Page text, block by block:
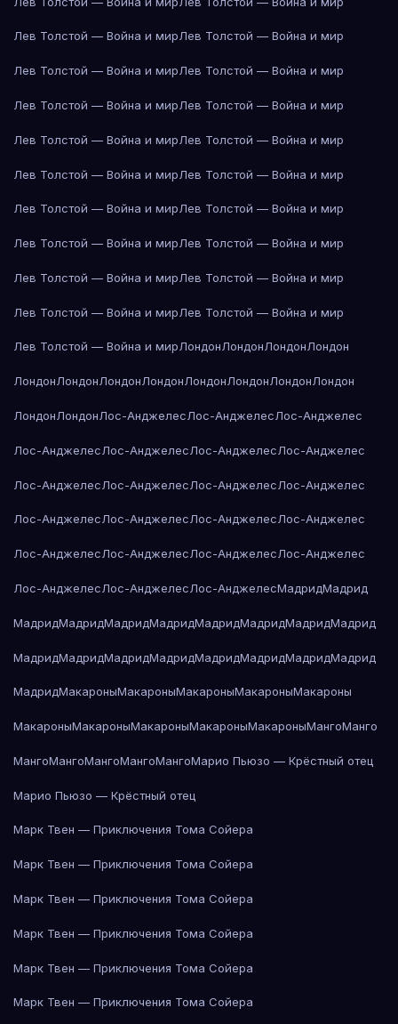
Лев Толстой — Война и мирЛев Толстой — Война и мир
Лев Толстой — Война и мирЛев Толстой — Война и мир
Лев Толстой — Война и мирЛев Толстой — Война и мир
Лев Толстой — Война и мирЛев Толстой — Война и мир
Лев Толстой — Война и мирЛев Толстой — Война и мир
Лев Толстой — Война и мирЛев Толстой — Война и мир
Лев Толстой — Война и мирЛев Толстой — Война и мир
Лев Толстой — Война и мирЛев Толстой — Война и мир
Лев Толстой — Война и мирЛев Толстой — Война и мир
Лев Толстой — Война и мирЛондонЛондонЛондонЛондон
ЛондонЛондонЛондонЛондонЛондонЛондонЛондонЛондон
ЛондонЛондонЛос-АнджелесЛос-АнджелесЛос-Анджелес
Лос-АнджелесЛос-АнджелесЛос-АнджелесЛос-Анджелес
Лос-АнджелесЛос-АнджелесЛос-АнджелесЛос-Анджелес
Лос-АнджелесЛос-АнджелесЛос-АнджелесЛос-Анджелес
Лос-АнджелесЛос-АнджелесЛос-АнджелесЛос-Анджелес
Лос-АнджелесЛос-АнджелесЛос-АнджелесМадридМадрид
МадридМадридМадридМадридМадридМадридМадридМадрид
МадридМадридМадридМадридМадридМадридМадридМадрид
МадридМакароныМакароныМакароныМакароныМакароны
МакароныМакароныМакароныМакароныМакароныМангоМанго
МангоМангоМангоМангоМангоМарио Пьюзо — Крёстный отец
Марио Пьюзо — Крёстный отец
Марк Твен — Приключения Тома Сойера
Марк Твен — Приключения Тома Сойера
Марк Твен — Приключения Тома Сойера
Марк Твен — Приключения Тома Сойера
Марк Твен — Приключения Тома Сойера
Марк Твен — Приключения Тома Сойера